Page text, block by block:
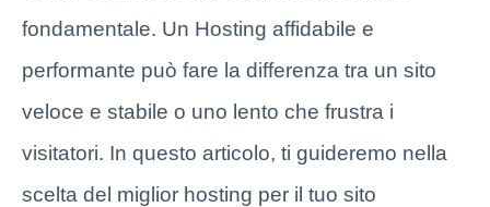
fondamentale. Un Hosting affidabile e
performante può fare la differenza tra un sito
veloce e stabile o uno lento che frustra i
visitatori. In questo articolo, ti guideremo nella
scelta del miglior hosting per il tuo sito